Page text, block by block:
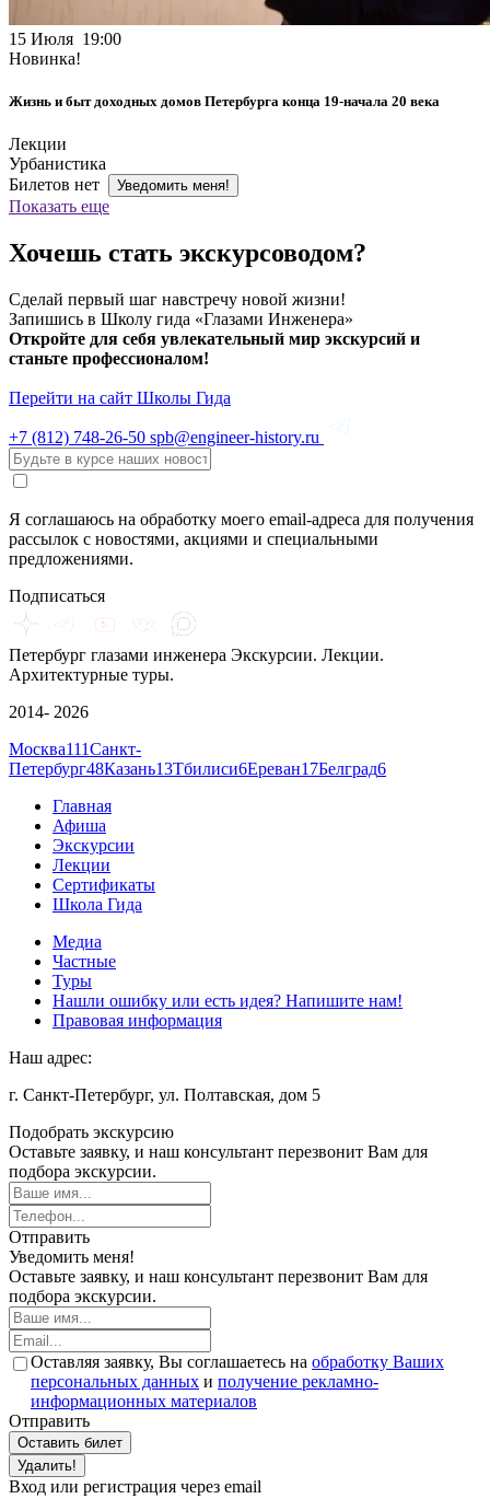
15 Июля 19:00
Новинка!
Жизнь и быт доходных домов Петербурга конца 19-начала 20 века
Лекции
Урбанистика
Билетов нет
Уведомить меня!
Показать еще
Хочешь стать экскурсоводом?
Сделай первый шаг навстречу новой жизни!
Запишись в Школу гида «Глазами Инженера»
Откройте для себя увлекательный мир экскурсий и
станьте профессионалом!
Перейти на сайт Школы Гида
+7 (812) 748-26-50 spb@engineer-history.ru
Я соглашаюсь на обработку моего email-адреса для получения
рассылок с новостями, акциями и специальными
предложениями.
Подписаться
Петербург глазами инженера Экскурсии. Лекции.
Архитектурные туры.
2014- 2026
Москва111Санкт-
Петербург48Казань13Тбилиси6Ереван17Белград6
Главная
Афиша
Экскурсии
Лекции
Сертификаты
Школа Гида
Медиа
Частные
Туры
Нашли ошибку или есть идея? Напишите нам!
Правовая информация
Наш адрес:
г. Санкт-Петербург, ул. Полтавская, дом 5
Подобрать экскурсию
Оставьте заявку, и наш консультант перезвонит Вам для
подбора экскурсии.
Отправить
Уведомить меня!
Оставьте заявку, и наш консультант перезвонит Вам для
подбора экскурсии.
Оставляя заявку, Вы соглашаетесь на обработку Ваших
персональных данных и получение рекламно-
информационных материалов
Отправить
Оставить билет
Удалить!
Вход или регистрация через email